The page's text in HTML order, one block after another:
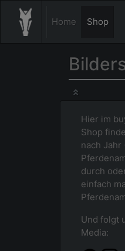
Home Shop
Hier im
Shop
nach Jahr
durch
einfach
Und folgt
Media: